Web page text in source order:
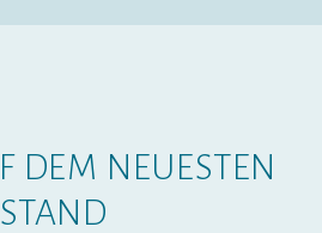
DEM NEUESTEN
STAND